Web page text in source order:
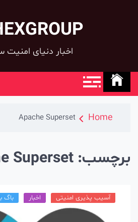
اخبار دنیای امنیت
Home
Apache Superset
Superset
آسیب پذیری امنیتی باگ بانتی